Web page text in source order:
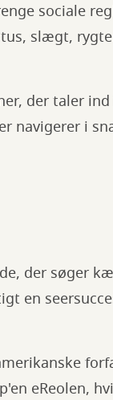
sociale
slægt,
der taler
navigerer i
der søger
en
eReolen,